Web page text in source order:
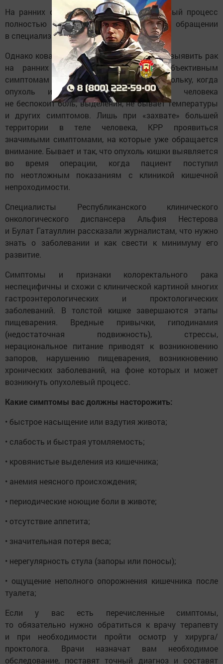
На ранних стадиях заболевания опухолевый процесс
полностью излечим при своевременном обращении
в специализированное учреждение.
Однако коварство заболевания в том, что выявить рак
на ранних стадиях по каким-либо объективным
симптомам не является возможным, поскольку, когда
опухоль имеет маленькие размеры, человека
не беспокоит боль, выделения, не бывает температуры
и других симптомов. Лишь при «захвате» большей
территории в теле человека, КРР проявиться
значимыми симптомами, на которые уже обращается
внимание. Бывает и так, что опухоль кишки выявляется
во время операции, когда пациент поступил
по неотложным показаниям с клиникой кишечной
непроходимости.
Специалисты Республиканского клинического
онкологического диспансера Альфия Нестерова
и Булат Гатауллин рассказали журналистам, что нужно
знать о заболевании и как свести к минимуму его
развитие.
Симптомы и признаки колоректального рака
неспецифичны и схожи с клинической картиной многих
гастроэнтерологических и проктологических
заболеваний. В толстой кишке завершаются этапы
пищеварения. Вредные привычки, гиподинамия
(недостаточная подвижность), стрессы,
нерациональное питание приводят к возникновению
запоров, нарушению пищеварения, возникновению
хронических заболеваний, на фоне которых и может
возникнуть опухолевый процесс.
Какие симптомы вас должны насторожить:
• быстрое насыщение или вздутия живота;
• слабость и быстрая утомляемость;
• кровянистые выделения из кишечника;
• анемия неясного происхождения;
• периодические ноющие боли в животе;
• отсутствие аппетита;
• значительная потеря веса;
• нерегулярность стула (запоры или поносы);
• ощущение неполного опорожнения кишечника после
туалета;
Если у вас есть перечисленные симптомы,
то обязательно нужно обратиться к врачу терапевту
и при необходимости пройти осмотр у хирурга/
проктолога. Врачи назначат вам необходимое
обследование, поставят точный диагноз и составят